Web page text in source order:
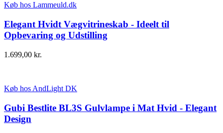
Køb hos Lammeuld.dk
Elegant Hvidt Vægvitrineskab - Ideelt til
Opbevaring og Udstilling
1.699,00 kr.
Køb hos AndLight DK
Gubi Bestlite BL3S Gulvlampe i Mat Hvid - Elegant
Design